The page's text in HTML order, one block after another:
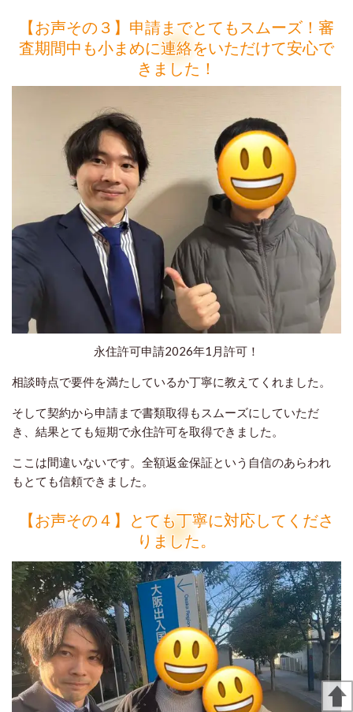
【お声その３】申請までとてもスムーズ！審
査期間中も小まめに連絡をいただけて安心で
きました！
永住許可申請2026年1月許可！
相談時点で要件を満たしているか丁寧に教えてくれました。
そして契約から申請まで書類取得もスムーズにしていただ
き、結果とても短期で永住許可を取得できました。
ここは間違いないです。全額返金保証という自信のあらわれ
もとても信頼できました。
【お声その４】とても丁寧に対応してくださ
りました。